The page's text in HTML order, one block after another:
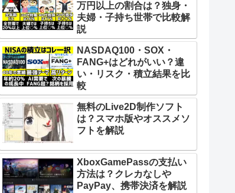
最大16,500円まで
7,700円
利用で無料）
対応
ク
は月額料金980円
ポケットWi-Fiの無料レンタル可能
万円以上の割合は？独身・
夫婦・子持ち世帯で比較解
説
NASDAQ100・SOX・
FANG+はどれがいい？違
い・リスク・積立結果を比
較
無料のLive2D制作ソフト
は？スマホ版やオススメソ
フトを解説
XboxGamePassの支払い
方法は？クレカなしや
PayPay、携帯決済を解説